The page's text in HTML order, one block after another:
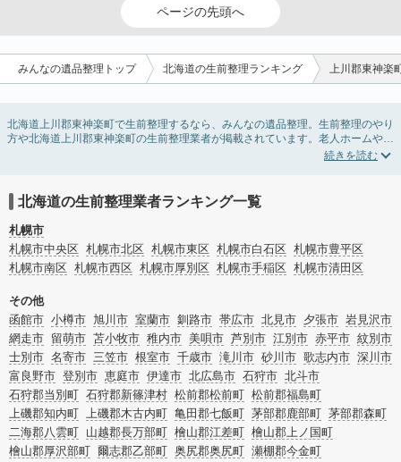
ページの先頭へ
みんなの遺品整理トップ 北海道の生前整理ランキング 上川郡東神楽
北海道上川郡東神楽町で生前整理するなら、みんなの遺品整理。生前整理のやり
方や北海道上川郡東神楽町の生前整理業者が掲載されています。老人ホームや介
護施設入居に伴う不用品の処分・回収・引き取りから、在宅介護の介護整理や福
続相談などのオプションサービスで絞り込み検索を利用してみましょう。
またお役立ち情報も豊富なので終活でエンディングノートの選び方や、整理整
頓・老前整理・生前整理のコツについてもチェックしてみてください。
北海道の生前整理業者ランキング一覧
札幌市
札幌市中央区 札幌市北区 札幌市東区 札幌市白石区 札幌市豊平区
札幌市南区 札幌市西区 札幌市厚別区 札幌市手稲区 札幌市清田区
その他
函館市 小樽市 旭川市 室蘭市 釧路市 帯広市 北見市 夕張市 岩見沢市
網走市 留萌市 苫小牧市 稚内市 美唄市 芦別市 江別市 赤平市 紋別市
士別市 名寄市 三笠市 根室市 千歳市 滝川市 砂川市 歌志内市 深川市
富良野市 登別市 恵庭市 伊達市 北広島市 石狩市 北斗市
石狩郡当別町 石狩郡新篠津村 松前郡松前町 松前郡福島町
上磯郡知内町 上磯郡木古内町 亀田郡七飯町 茅部郡鹿部町 茅部郡森町
二海郡八雲町 山越郡長万部町 檜山郡江差町 檜山郡上ノ国町
檜山郡厚沢部町 爾志郡乙部町 奥尻郡奥尻町 瀬棚郡今金町